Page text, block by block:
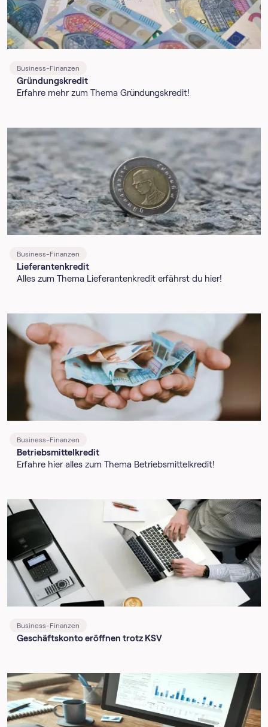
Business-Finanzen
Gründungskredit
Erfahre mehr zum Thema Gründungskredit!
Business-Finanzen
Lieferantenkredit
Alles zum Thema Lieferantenkredit erfährst du hier!
Business-Finanzen
Betriebsmittelkredit
Erfahre hier alles zum Thema Betriebsmittelkredit!
Business-Finanzen
Geschäftskonto eröffnen trotz KSV